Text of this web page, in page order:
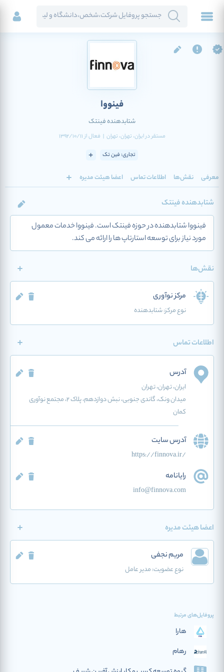
فینووا
شتابدهنده فینتک
مستقر درایران، تهران، تهران | فعالاز1392/10/11
تجاری: فین تک
معرفی نقش‌ها اطلاعات تماس اعضا هیئت مدیره
شتابدهنده فینتک
فینووا شتابدهنده در حوزه فینتک است. فینووا خدمات معمول
مورد نیاز برای توسعه استارتاپ ها را ارائه می کند.
نقش‌ها
مرکز نوآوری
نوع مرکز:شتابدهنده
اطلاعات تماس
آدرس
ایران، تهران، تهران
میدان ونک، گاندی جنوبی، نبش دوازدهم، پلاک ۲، مجتمع نوآوری
کمان
آدرس سایت
https://finnova.ir/
رایانامه
info@finnova.com
اعضا هیئت مدیره
مریم نجفی
نوع عضویت:مدیر عامل
پروفایل‌های مرتبط
هارا
رهام